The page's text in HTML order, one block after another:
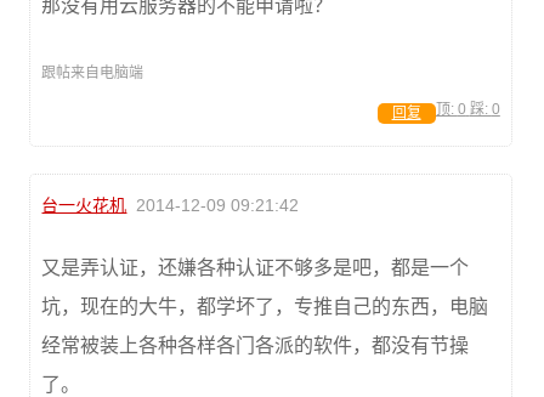
那没有用云服务器的不能申请啦？
跟帖来自电脑端
顶: 0 踩: 0
回复
台一火花机 2014-12-09 09:21:42
又是弄认证，还嫌各种认证不够多是吧，都是一个
坑，现在的大牛，都学坏了，专推自己的东西，电脑
经常被装上各种各样各门各派的软件，都没有节操
了。